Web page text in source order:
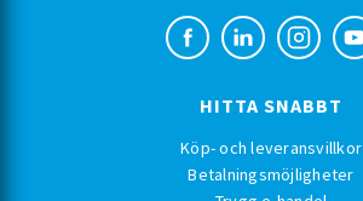
HITTA SNABBT
Köp- och leveransvillkor
Betalningsmöjligheter